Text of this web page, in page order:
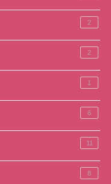
2
2
1
6
11
8